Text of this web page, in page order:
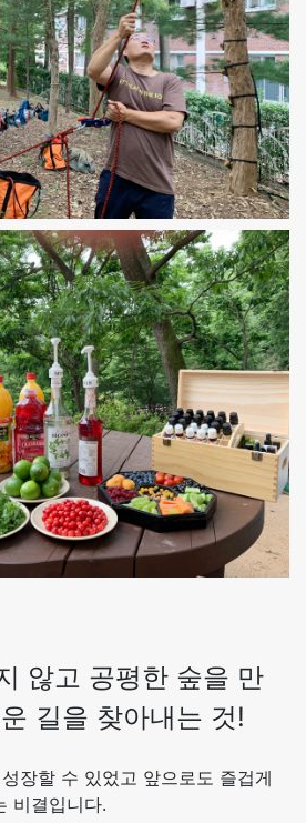
않고 공평한 숲을 만
길을 찾아내는 것!
장할 수 있었고 앞으로도 즐겁게
비결입니다.